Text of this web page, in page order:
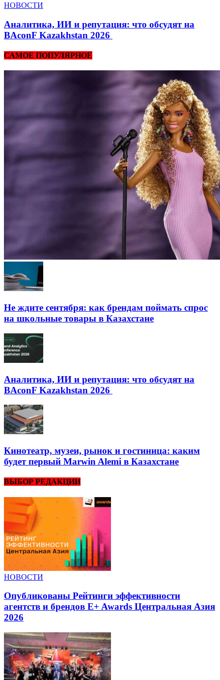
НОВОСТИ
Аналитика, ИИ и репутация: что обсудят на
BAconF Kazakhstan 2026
САМОЕ ПОПУЛЯРНОЕ
Не ждите сентября: как брендам поймать спрос
на школьные товары в Казахстане
Аналитика, ИИ и репутация: что обсудят на
BAconF Kazakhstan 2026
Кинотеатр, музеи, рынок и гостиница: каким
будет первый Marwin Alemi в Казахстане
ВЫБОР РЕДАКЦИИ
НОВОСТИ
Опубликованы Рейтинги эффективности
агентств и брендов E+ Awards Центральная Азия
2026